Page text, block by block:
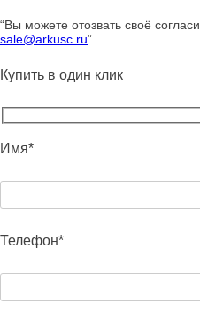
“Вы можете отозвать своё
sale@arkusc.ru”
Купить в один клик
Имя*
Телефон*